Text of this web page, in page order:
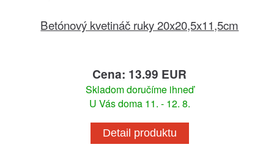
Betónový kvetináč ruky 20x20,5x11,5cm
Cena: 13.99 EUR
Skladom doručíme ihneď
U Vás doma 11. - 12. 8.
Detail produktu